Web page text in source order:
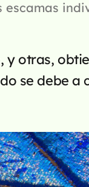
otras,
se debe a